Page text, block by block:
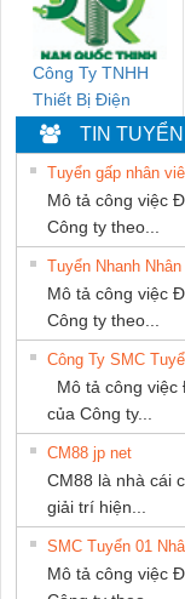
Công Ty TNHH
Thiết Bị Điện
Nam Quốc Thịnh
TIN TUYỂN
Tuyển gấp nhân
Mô tả công việc
Công ty theo...
Tuyển Nhanh
Mô tả công việc
Công ty theo...
Công Ty SMC
Mô tả công việc
của Công ty...
CM88 jp net
CM88 là nhà cái
giải trí hiện...
SMC Tuyển 01
Mô tả công việc